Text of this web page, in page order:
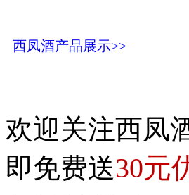
西凤酒产品展示>>
欢迎关注西凤
即免费送30元